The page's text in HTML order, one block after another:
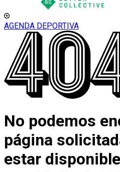
AGENDA DEPORTIVA
No podemos
página
estar